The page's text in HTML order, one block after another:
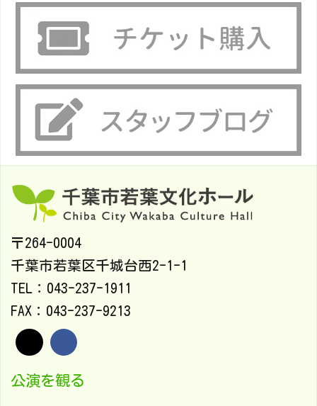
〒264-0004
千葉市若葉区千城台西2-1-1
TEL：043-237-1911
FAX：043-237-9213
公演を観る